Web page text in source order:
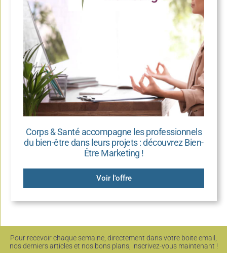
Corps & Santé accompagne les professionnels
du bien-être dans leurs projets : découvrez Bien-
Être Marketing !
Voir l'offre
Pour recevoir chaque semaine, directement dans votre boite email,
nos derniers articles et nos bons plans, inscrivez-vous maintenant !